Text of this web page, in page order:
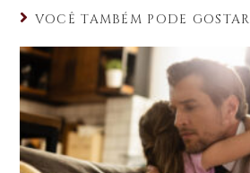
ts
A
p
e
b
o
o
k
te
r
e
dI
n
VOCÊ TAMBÉM PODE GOSTAR